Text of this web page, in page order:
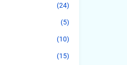
(24)
(5)
(10)
(15)